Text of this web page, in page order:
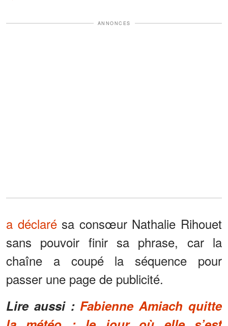
ANNONCES
a déclarésa consœur Nathalie Rihouet
sans pouvoir finir sa phrase, car la
chaîne a coupé la séquence pour
passer une page de publicité.
Lire aussi : Fabienne Amiach quitte